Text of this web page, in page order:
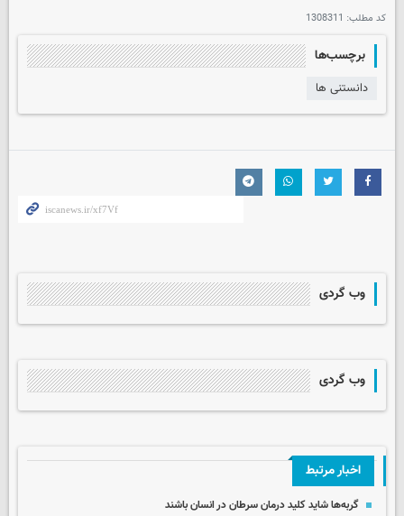
کد مطلب: 1308311
برچسب‌ها
دانستنی ها
وب گردی
وب گردی
اخبار مرتبط
گربه‌ها شاید کلید درمان سرطان در انسان باشند